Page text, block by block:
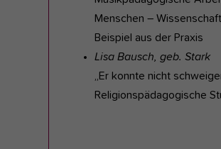
Menschen –
Beispiel aus der Praxis
Lisa Bausch, geb. Stark
„Er konnte nicht
Religionspädagogische